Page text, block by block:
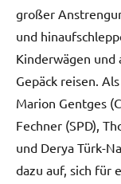
großer
und
Kinderwägen und
Gepäck reisen.
Marion Gentges
Fechner (SPD),
und Derya Türk-
dazu auf, sich für